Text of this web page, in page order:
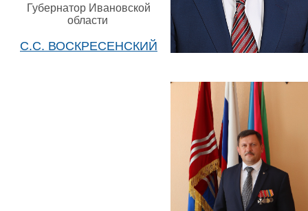
Губернатор Ивановской
области
С.С. ВОСКРЕСЕНСКИЙ